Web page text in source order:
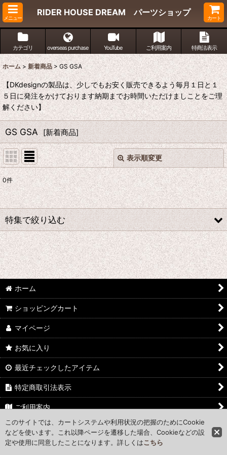
メニュー
RIDER HOUSE DREAM パーツショップ
カート
カテゴリ overseas purchase YouTube ご利用案内 特商法表示
ホーム > 新着商品 > GS GSA
【DKdesignの製品は、少しでもお安く販売できるよう毎月１日と１
５日に発注をかけております納期までお時間いただけましことをご理
解ください】
GS GSA [新着商品]
表示順変更
表示数:
並び順:
絞り込む
閉じる
0件
特集で絞り込む
BMW R18
BMW RnineT
BMW R12シリーズ 2024-
BMW R12 G/S
ハンターカブ
サスペンション
オリジナルアパレル
ホーム
ショッピングカート
マイページ
お気に入り
最近チェックしたアイテム
特定商取引法表示
ご利用案内
お問い合わせ
このサイトでは、カートシステムや利用状況の把握のためにCookie
などを使います。これ以降ページを遷移した場合、Cookieなどの設
定や使用に同意したことになります。詳しくはこちら